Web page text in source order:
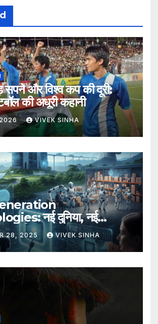
और विश्व कप की दूरी:
की अधूरी कहानी
VIVEK SINHA
नई दुनिया, नई
भविष्य
28, 2025 VIVEK SINHA